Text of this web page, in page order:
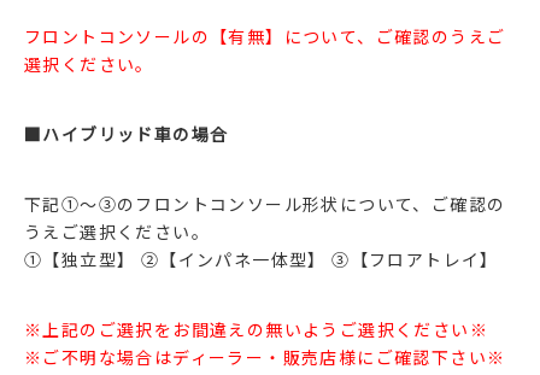
フロントコンソールの【有無】について、ご確認のうえご
選択ください。
■ハイブリッド車の場合
下記①～③のフロントコンソール形状について、ご確認の
うえご選択ください。
①【独立型】 ②【インパネ一体型】 ③【フロアトレイ】
※上記のご選択をお間違えの無いようご選択ください※
※ご不明な場合はディーラー・販売店様にご確認下さい※